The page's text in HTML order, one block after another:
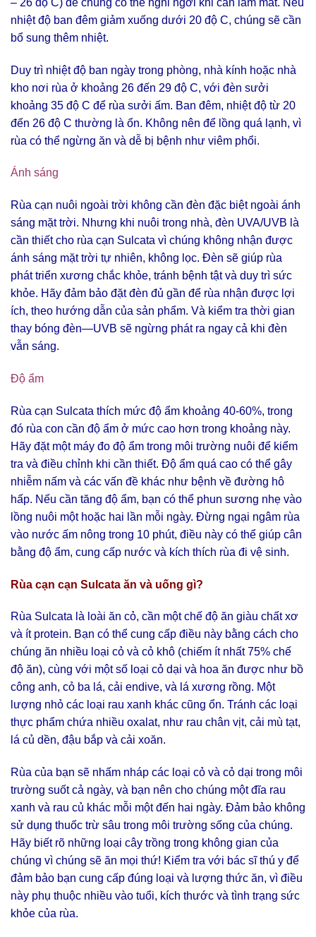
nhiệt độ ban đêm giảm xuống dưới 20 độ C, chúng sẽ cần
bổ sung thêm nhiệt.
Duy trì nhiệt độ ban ngày trong phòng, nhà kính hoặc nhà
kho nơi rùa ở khoảng 26 đến 29 độ C, với đèn sưởi
khoảng 35 độ C để rùa sưởi ấm. Ban đêm, nhiệt độ từ 20
đến 26 độ C thường là ổn. Không nên để lồng quá lạnh, vì
rùa có thể ngừng ăn và dễ bị bệnh như viêm phổi.
Ánh sáng
Rùa cạn nuôi ngoài trời không cần đèn đặc biệt ngoài ánh
sáng mặt trời. Nhưng khi nuôi trong nhà, đèn UVA/UVB là
cần thiết cho rùa cạn Sulcata vì chúng không nhận được
ánh sáng mặt trời tự nhiên, không lọc. Đèn sẽ giúp rùa
phát triển xương chắc khỏe, tránh bệnh tật và duy trì sức
khỏe. Hãy đảm bảo đặt đèn đủ gần để rùa nhận được lợi
ích, theo hướng dẫn của sản phẩm. Và kiểm tra thời gian
thay bóng đèn—UVB sẽ ngừng phát ra ngay cả khi đèn
vẫn sáng.
Độ ẩm
Rùa cạn Sulcata thích mức độ ẩm khoảng 40-60%, trong
đó rùa con cần độ ẩm ở mức cao hơn trong khoảng này.
Hãy đặt một máy đo độ ẩm trong môi trường nuôi để kiểm
tra và điều chỉnh khi cần thiết. Độ ẩm quá cao có thể gây
nhiễm nấm và các vấn đề khác như bệnh về đường hô
hấp. Nếu cần tăng độ ẩm, bạn có thể phun sương nhẹ vào
lồng nuôi một hoặc hai lần mỗi ngày. Đừng ngại ngâm rùa
vào nước ấm nông trong 10 phút, điều này có thể giúp cân
bằng độ ẩm, cung cấp nước và kích thích rùa đi vệ sinh.
Rùa cạn cạn Sulcata ăn và uống gì?
Rùa Sulcata là loài ăn cỏ, cần một chế độ ăn giàu chất xơ
và ít protein. Bạn có thể cung cấp điều này bằng cách cho
chúng ăn nhiều loại cỏ và cỏ khô (chiếm ít nhất 75% chế
độ ăn), cùng với một số loại cỏ dại và hoa ăn được như bồ
công anh, cỏ ba lá, cải endive, và lá xương rồng. Một
lượng nhỏ các loại rau xanh khác cũng ổn. Tránh các loại
thực phẩm chứa nhiều oxalat, như rau chân vịt, cải mù tạt,
lá củ dền, đậu bắp và cải xoăn.
Rùa của bạn sẽ nhấm nháp các loại cỏ và cỏ dại trong môi
trường suốt cả ngày, và bạn nên cho chúng một đĩa rau
xanh và rau củ khác mỗi một đến hai ngày. Đảm bảo không
sử dụng thuốc trừ sâu trong môi trường sống của chúng.
Hãy biết rõ những loại cây trồng trong không gian của
chúng vì chúng sẽ ăn mọi thứ! Kiểm tra với bác sĩ thú y để
đảm bảo bạn cung cấp đúng loại và lượng thức ăn, vì điều
này phụ thuộc nhiều vào tuổi, kích thước và tình trạng sức
khỏe của rùa.